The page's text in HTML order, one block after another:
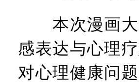
本次漫画大
感表达与心理
对心理健康问